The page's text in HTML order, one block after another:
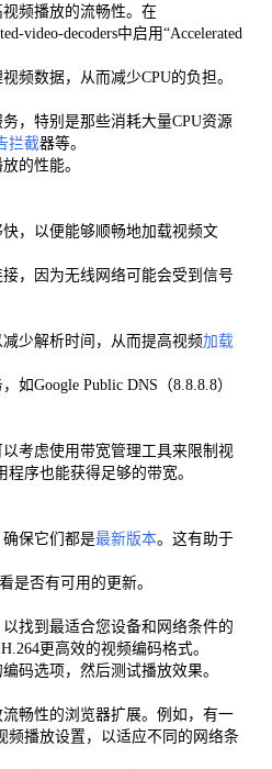
频播放的流畅性。在
video-decoders中启用“Accelerated
频数据，从而减少CPU的负担。
，特别是那些消耗大量CPU资源
拦截器等。
的性能。
，以便能够顺畅地加载视频文
，因为无线网络可能会受到信号
少解析时间，从而提高视频加载
如Google Public DNS（8.8.8.8）
考虑使用带宽管理工具来限制视
序也能获得足够的带宽。
保它们都是最新版本。这有助于
是否有可用的更新。
找到最适合您设备和网络条件的
更高效的视频编码格式。
码选项，然后测试播放效果。
畅性的浏览器扩展。例如，有一
频播放设置，以适应不同的网络条